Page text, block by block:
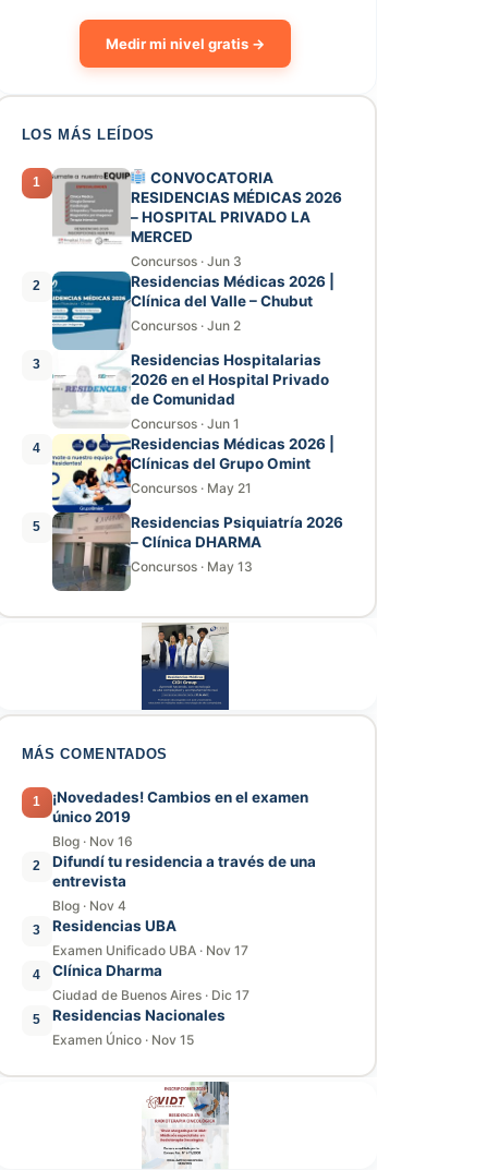
Medir mi nivel gratis →
LOS MÁS LEÍDOS
1
CONVOCATORIA
RESIDENCIAS MÉDICAS 2026
– HOSPITAL PRIVADO LA
MERCED
Concursos · Jun 3
2
Residencias Médicas 2026 |
Clínica del Valle – Chubut
Concursos · Jun 2
3
Residencias Hospitalarias
2026 en el Hospital Privado
de Comunidad
Concursos · Jun 1
4
Residencias Médicas 2026 |
Clínicas del Grupo Omint
Concursos · May 21
5
Residencias Psiquiatría 2026
– Clínica DHARMA
Concursos · May 13
MÁS COMENTADOS
1
¡Novedades! Cambios en el examen
único 2019
Blog · Nov 16
2
Difundí tu residencia a través de una
entrevista
Blog · Nov 4
3 Residencias UBA
Examen Unificado UBA · Nov 17
4 Clínica Dharma
Ciudad de Buenos Aires · Dic 17
5 Residencias Nacionales
Examen Único · Nov 15